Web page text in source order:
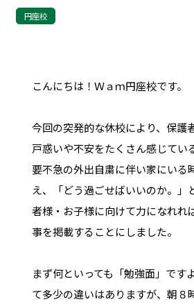
円座校
こんにちは！Ｗａｍ円座校です。
今回の突発的な休校により、保護
戸惑いや不安をたくさん感じてい
要不急の外出自粛に伴い家にいる
え、「どう過ごせばいいのか。」
者様・お子様に向けて力になれれ
事を掲載することにしました。
まず何といっても「勉強面」です
て多少の違いはありますが、朝８